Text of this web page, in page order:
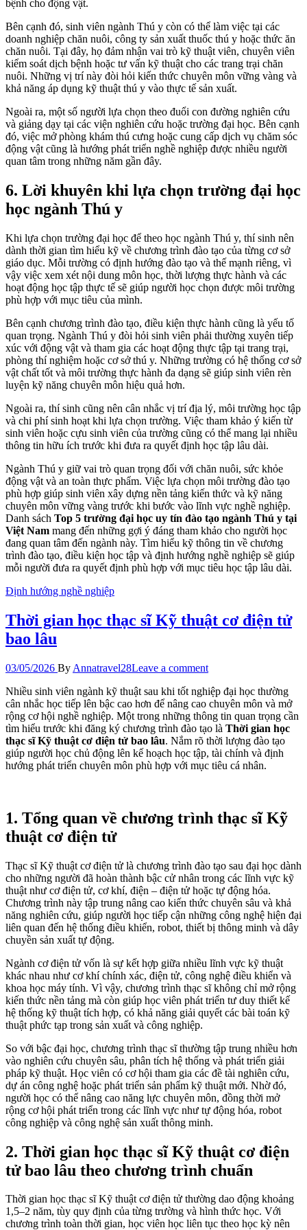
bệnh cho động vật.
Bên cạnh đó, sinh viên ngành Thú y còn có thể làm việc tại các
doanh nghiệp chăn nuôi, công ty sản xuất thuốc thú y hoặc thức ăn
chăn nuôi. Tại đây, họ đảm nhận vai trò kỹ thuật viên, chuyên viên
kiểm soát dịch bệnh hoặc tư vấn kỹ thuật cho các trang trại chăn
nuôi. Những vị trí này đòi hỏi kiến thức chuyên môn vững vàng và
khả năng áp dụng kỹ thuật thú y vào thực tế sản xuất.
Ngoài ra, một số người lựa chọn theo đuổi con đường nghiên cứu
và giảng dạy tại các viện nghiên cứu hoặc trường đại học. Bên cạnh
đó, việc mở phòng khám thú cưng hoặc cung cấp dịch vụ chăm sóc
động vật cũng là hướng phát triển nghề nghiệp được nhiều người
quan tâm trong những năm gần đây.
6. Lời khuyên khi lựa chọn trường đại học
học ngành Thú y
Khi lựa chọn trường đại học để theo học ngành Thú y, thí sinh nên
dành thời gian tìm hiểu kỹ về chương trình đào tạo của từng cơ sở
giáo dục. Mỗi trường có định hướng đào tạo và thế mạnh riêng, vì
vậy việc xem xét nội dung môn học, thời lượng thực hành và các
hoạt động học tập thực tế sẽ giúp người học chọn được môi trường
phù hợp với mục tiêu của mình.
Bên cạnh chương trình đào tạo, điều kiện thực hành cũng là yếu tố
quan trọng. Ngành Thú y đòi hỏi sinh viên phải thường xuyên tiếp
xúc với động vật và tham gia các hoạt động thực tập tại trang trại,
phòng thí nghiệm hoặc cơ sở thú y. Những trường có hệ thống cơ sở
vật chất tốt và môi trường thực hành đa dạng sẽ giúp sinh viên rèn
luyện kỹ năng chuyên môn hiệu quả hơn.
Ngoài ra, thí sinh cũng nên cân nhắc vị trí địa lý, môi trường học tập
và chi phí sinh hoạt khi lựa chọn trường. Việc tham khảo ý kiến từ
sinh viên hoặc cựu sinh viên của trường cũng có thể mang lại nhiều
thông tin hữu ích trước khi đưa ra quyết định học tập lâu dài.
Ngành Thú y giữ vai trò quan trọng đối với chăn nuôi, sức khỏe
động vật và an toàn thực phẩm. Việc lựa chọn môi trường đào tạo
phù hợp giúp sinh viên xây dựng nền tảng kiến thức và kỹ năng
chuyên môn vững vàng trước khi bước vào lĩnh vực nghề nghiệp.
Danh sách Top 5 trường đại học uy tín đào tạo ngành Thú y tại
Việt Nam mang đến những gợi ý đáng tham khảo cho người học
đang quan tâm đến ngành này. Tìm hiểu kỹ thông tin về chương
trình đào tạo, điều kiện học tập và định hướng nghề nghiệp sẽ giúp
mỗi người đưa ra quyết định phù hợp với mục tiêu học tập lâu dài.
Định hướng nghề nghiệp
Thời gian học thạc sĩ Kỹ thuật cơ điện tử
bao lâu
03/05/2026 By Annatravel28Leave a comment
Nhiều sinh viên ngành kỹ thuật sau khi tốt nghiệp đại học thường
cân nhắc học tiếp lên bậc cao hơn để nâng cao chuyên môn và mở
rộng cơ hội nghề nghiệp. Một trong những thông tin quan trọng cần
tìm hiểu trước khi đăng ký chương trình đào tạo là Thời gian học
thạc sĩ Kỹ thuật cơ điện tử bao lâu. Nắm rõ thời lượng đào tạo
giúp người học chủ động lên kế hoạch học tập, tài chính và định
hướng phát triển chuyên môn phù hợp với mục tiêu cá nhân.
1. Tổng quan về chương trình thạc sĩ Kỹ
thuật cơ điện tử
Thạc sĩ Kỹ thuật cơ điện tử là chương trình đào tạo sau đại học dành
cho những người đã hoàn thành bậc cử nhân trong các lĩnh vực kỹ
thuật như cơ điện tử, cơ khí, điện – điện tử hoặc tự động hóa.
Chương trình này tập trung nâng cao kiến thức chuyên sâu và khả
năng nghiên cứu, giúp người học tiếp cận những công nghệ hiện đại
liên quan đến hệ thống điều khiển, robot, thiết bị thông minh và dây
chuyền sản xuất tự động.
Ngành cơ điện tử vốn là sự kết hợp giữa nhiều lĩnh vực kỹ thuật
khác nhau như cơ khí chính xác, điện tử, công nghệ điều khiển và
khoa học máy tính. Vì vậy, chương trình thạc sĩ không chỉ mở rộng
kiến thức nền tảng mà còn giúp học viên phát triển tư duy thiết kế
hệ thống kỹ thuật tích hợp, có khả năng giải quyết các bài toán kỹ
thuật phức tạp trong sản xuất và công nghiệp.
So với bậc đại học, chương trình thạc sĩ thường tập trung nhiều hơn
vào nghiên cứu chuyên sâu, phân tích hệ thống và phát triển giải
pháp kỹ thuật. Học viên có cơ hội tham gia các đề tài nghiên cứu,
dự án công nghệ hoặc phát triển sản phẩm kỹ thuật mới. Nhờ đó,
người học có thể nâng cao năng lực chuyên môn, đồng thời mở
rộng cơ hội phát triển trong các lĩnh vực như tự động hóa, robot
công nghiệp và công nghệ sản xuất thông minh.
2. Thời gian học thạc sĩ Kỹ thuật cơ điện
tử bao lâu theo chương trình chuẩn
Thời gian học thạc sĩ Kỹ thuật cơ điện tử thường dao động khoảng
1,5–2 năm, tùy quy định của từng trường và hình thức học. Với
chương trình toàn thời gian, học viên học liên tục theo học kỳ nên